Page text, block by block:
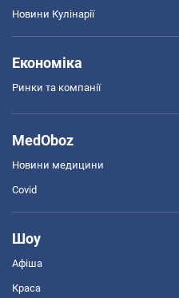
Новини Кулінарії
Економіка
Ринки та компанії
MedOboz
Новини медицини
Covid
Шоу
Афіша
Краса